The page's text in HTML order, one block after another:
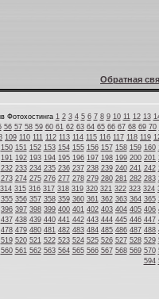
Обратная
Фотохостинга 1 2 3 4 5 6 7 8 9 10 11 12 13
56 57 58 59 60 61 62 63 64 65 66 67 68 69 70
109 110 111 112 113 114 115 116 117 118 119
150 151 152 153 154 155 156 157 158 159 160
191 192 193 194 195 196 197 198 199 200 201
232 233 234 235 236 237 238 239 240 241 242
273 274 275 276 277 278 279 280 281 282 283
314 315 316 317 318 319 320 321 322 323 324
355 356 357 358 359 360 361 362 363 364 365
396 397 398 399 400 401 402 403 404 405 406
437 438 439 440 441 442 443 444 445 446 447
478 479 480 481 482 483 484 485 486 487 488
519 520 521 522 523 524 525 526 527 528 529
560 561 562 563 564 565 566 567 568 569 570
594